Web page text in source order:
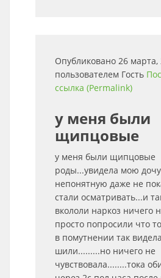
Опубликовано 26 марта,
пользователем Гость
ссылка (Permalink)
у меня были
щипцовые
у меня были щипцовые
роды...увидела мою
непонятную даже не
стали осматривать...и
вкололи наркоз ничего
просто попросили что
в помутнении так
шили.........но ничего не
чувствовала........тока